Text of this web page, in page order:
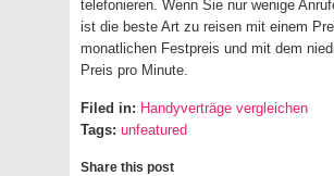
telefonieren. Wenn Sie nur wenige
ist die beste Art zu reisen mit einem
monatlichen Festpreis und mit dem
Preis pro Minute.
Filed in: Handyverträge vergleichen
Tags: unfeatured
Share this post